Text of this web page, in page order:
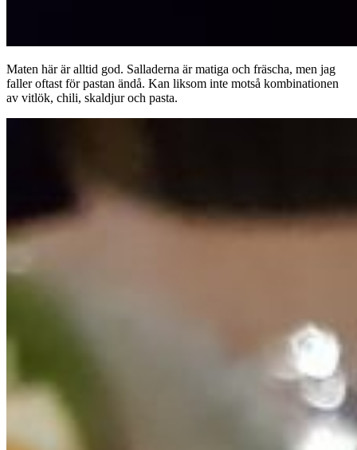
Maten här är alltid god. Salladerna är matiga och fräscha, men jag
faller oftast för pastan ändå. Kan liksom inte motså kombinationen
av vitlök, chili, skaldjur och pasta.